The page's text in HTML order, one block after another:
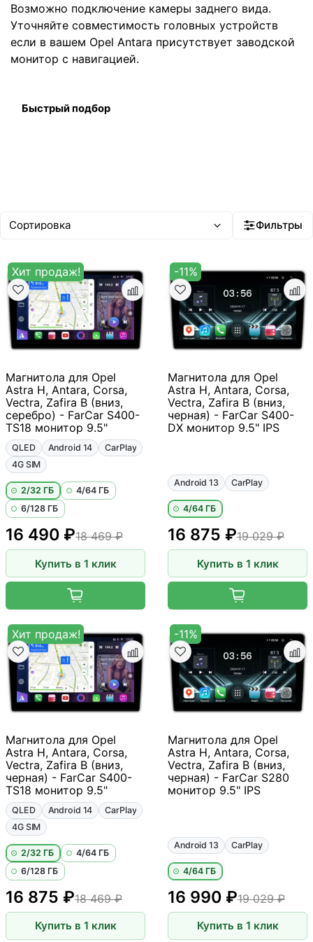
Возможно подключение камеры заднего вида.
Уточняйте совместимость головных устройств
если в вашем Opel Antara присутствует заводской
монитор с навигацией.
Быстрый подбор
Фильтры
Хит продаж!
Магнитола для Opel
Astra H, Antara, Corsa,
Vectra, Zafira B (вниз,
серебро) - FarCar S400-
TS18 монитор 9.5"
QLED Android 14
CarPlay
4G SIM
2/32 ГБ
4/64 ГБ
6/128 ГБ
16 490 ₽18 469 ₽
Купить в 1 клик
-11%
Магнитола для Opel
Astra H, Antara, Corsa,
Vectra, Zafira B (вниз,
черная) - FarCar S400-
DX монитор 9.5" IPS
Android 13 CarPlay
4/64 ГБ
19 029 ₽
16 875 ₽
Купить в 1 клик
Хит продаж!
Магнитола для Opel
Astra H, Antara, Corsa,
Vectra, Zafira B (вниз,
черная) - FarCar S400-
TS18 монитор 9.5"
QLED Android 14
CarPlay
4G SIM
2/32 ГБ
4/64 ГБ
6/128 ГБ
16 875 ₽18 469 ₽
Купить в 1 клик
-11%
Магнитола для Opel
Astra H, Antara, Corsa,
Vectra, Zafira B (вниз,
черная) - FarCar S280
монитор 9.5" IPS
Android 13 CarPlay
4/64 ГБ
19 029 ₽
16 990 ₽
Купить в 1 клик